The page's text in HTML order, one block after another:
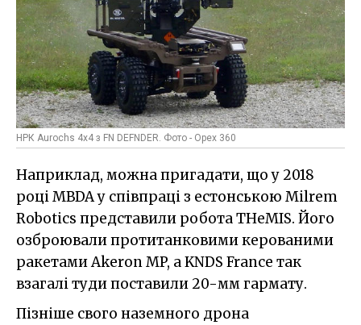
НРК Aurochs 4x4 з FN DEFNDER. Фото - Opex 360
Наприклад, можна пригадати, що у 2018
році MBDA у співпраці з естонською Milrem
Robotics представили робота THeMIS. Його
озброювали протитанковими керованими
ракетами Akeron MP, а KNDS France так
взагалі туди поставили 20-мм гармату.
Пізніше свого наземного дрона